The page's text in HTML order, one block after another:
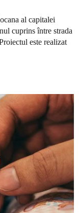
al capitalei
cuprins între strada
este realizat